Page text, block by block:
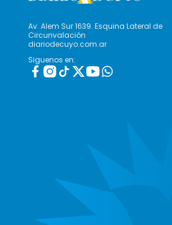
Av. Alem Sur 1639. Esquina Lateral de
Circunvalación
diariodecuyo.com.ar
Siguenos en: